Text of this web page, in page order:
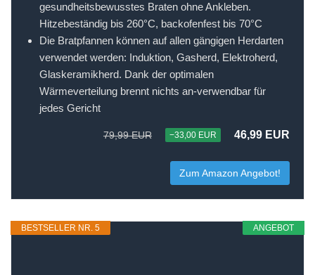
gesundheitsbewusstes Braten ohne Ankleben.
Hitzebeständig bis 260°C, backofenfest bis 70°C
Die Bratpfannen können auf allen gängigen Herdarten
verwendet werden: Induktion, Gasherd, Elektroherd,
Glaskeramikherd. Dank der optimalen
Wärmeverteilung brennt nichts an-verwendbar für
jedes Gericht
79,99 EUR −33,00 EUR 46,99 EUR
Zum Amazon Angebot!
ANGEBOT
BESTSELLER NR. 5